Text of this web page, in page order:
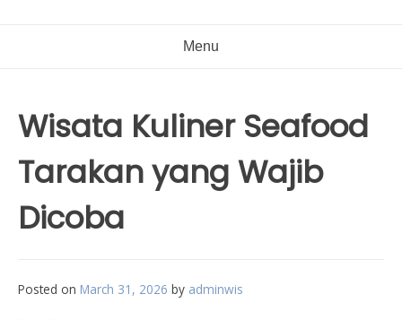
Menu
Wisata Kuliner Seafood
Tarakan yang Wajib
Dicoba
Posted on March 31, 2026 by adminwis